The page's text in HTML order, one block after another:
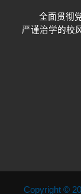
全面贯彻
严谨治学的校
Copyright ©